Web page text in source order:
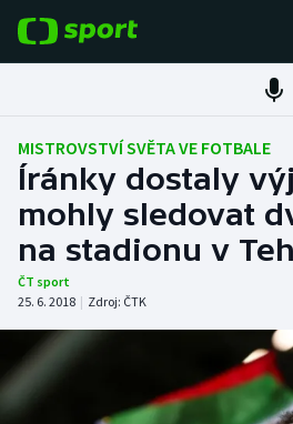
Fotbal
Hokej
Tenis
Atletika
Cyklistika
DALŠÍ SPORTY
MISTROVSTVÍ SVĚTA VE FOTBALE
Íránky dostaly
mohly sledovat
na stadionu v
ČT sport
25. 6. 2018 | Zdroj: ČTK